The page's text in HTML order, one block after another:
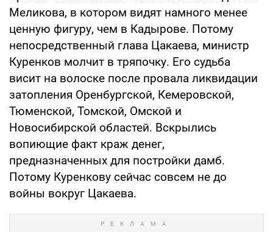
Меликова, в котором видят намного менее
ценную фигуру, чем в Кадырове. Потому
непосредственный глава Цакаева, министр
Куренков молчит в тряпочку. Его судьба
висит на волоске после провала ликвидации
затопления Оренбургской, Кемеровской,
Тюменской, Томской, Омской и
Новосибирской областей. Вскрылись
вопиющие факт краж денег,
предназначенных для постройки дамб.
Потому Куренкову сейчас совсем не до
войны вокруг Цакаева.